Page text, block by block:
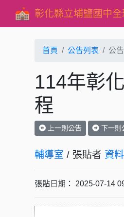
彰化縣立埔鹽國中全
首頁 公告列表 公
114年彰
程
上一則公告 下一則
輔導室 / 張貼者 資
張貼日期： 2025-07-14